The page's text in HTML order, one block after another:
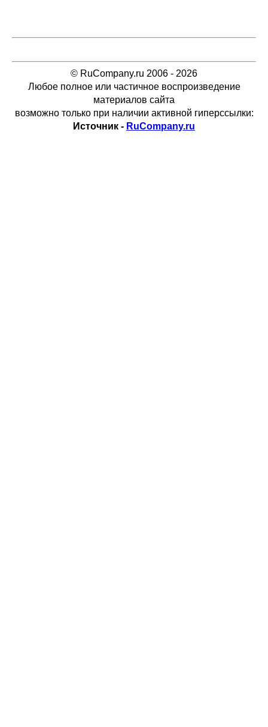
© RuCompany.ru 2006 - 2026
Любое полное или частичное воспроизведение
материалов сайта
возможно только при наличии активной гиперссылки:
Источник - RuCompany.ru